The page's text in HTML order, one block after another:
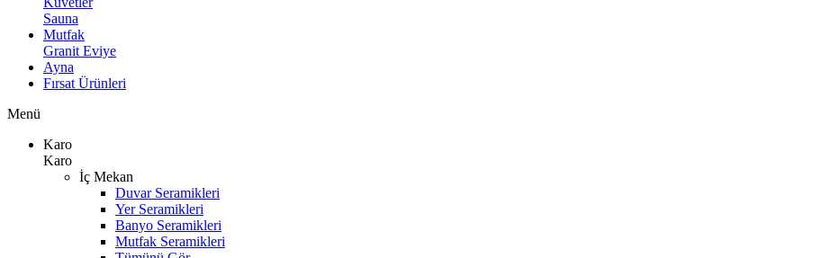
Sauna
Mutfak
Granit Eviye
Ayna
Fırsat Ürünleri
Menü
Karo
Karo
İç Mekan
Duvar Seramikleri
Yer Seramikleri
Banyo Seramikleri
Mutfak Seramikleri